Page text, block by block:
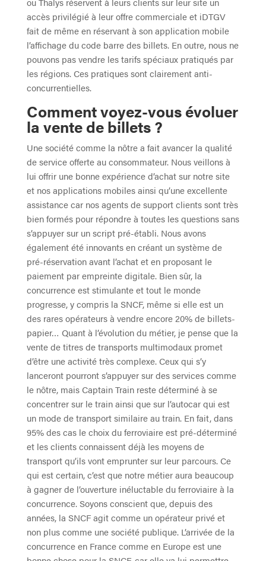
accès privilégié à leur offre commerciale et iDTGV
fait de même en réservant à son application mobile
l’affichage du code barre des billets. En outre, nous ne
pouvons pas vendre les tarifs spéciaux pratiqués par
les régions. Ces pratiques sont clairement anti-
concurrentielles.
Comment voyez-vous évoluer
la vente de billets ?
Une société comme la nôtre a fait avancer la qualité
de service offerte au consommateur. Nous veillons à
lui offrir une bonne expérience d’achat sur notre site
et nos applications mobiles ainsi qu’une excellente
assistance car nos agents de support clients sont très
bien formés pour répondre à toutes les questions sans
s’appuyer sur un script pré-établi. Nous avons
également été innovants en créant un système de
pré-réservation avant l’achat et en proposant le
paiement par empreinte digitale. Bien sûr, la
concurrence est stimulante et tout le monde
progresse, y compris la SNCF, même si elle est un
des rares opérateurs à vendre encore 20% de billets-
papier… Quant à l’évolution du métier, je pense que la
vente de titres de transports multimodaux promet
d’être une activité très complexe. Ceux qui s’y
lanceront pourront s’appuyer sur des services comme
le nôtre, mais Captain Train reste déterminé à se
concentrer sur le train ainsi que sur l’autocar qui est
un mode de transport similaire au train. En fait, dans
95% des cas le choix du ferroviaire est pré-déterminé
et les clients connaissent déjà les moyens de
transport qu’ils vont emprunter sur leur parcours. Ce
qui est certain, c’est que notre métier aura beaucoup
à gagner de l’ouverture inéluctable du ferroviaire à la
concurrence. Soyons conscient que, depuis des
années, la SNCF agit comme un opérateur privé et
non plus comme une société publique. L’arrivée de la
concurrence en France comme en Europe est une